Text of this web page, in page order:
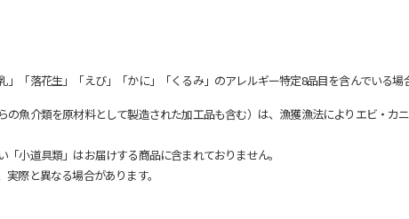
「落花生」「えび」「かに」「くるみ」のアレルギー特定8品目を含んでいる場
魚介類を原材料として製造された加工品も含む）は、漁獲漁法によりエビ・カ
小道具類」はお届けする商品に含まれておりません。
際と異なる場合があります。